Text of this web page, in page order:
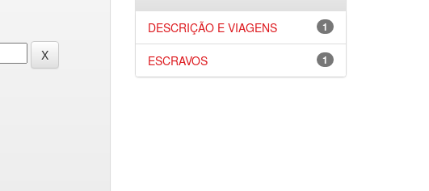
1
DESCRIÇÃO E VIAGENS
1
ESCRAVOS